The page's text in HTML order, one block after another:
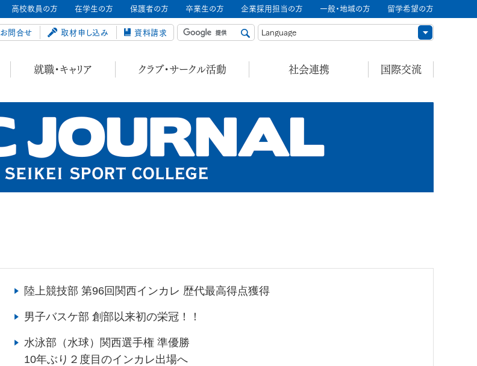
高校教員の方 在学生の方 保護者の方 卒業生の方 企業採用担当の方 一般・地域の方 留学希望の方
就職・キャリア クラブ・サークル活動 社会連携 国際交流
お問合せ 取材申し込み 資料請求
陸上競技部 第96回関西インカレ 歴代最高得点獲得
男子バスケ部 創部以来初の栄冠！！
水泳部（水球）関西選手権 準優勝
10年ぶり２度目のインカレ出場へ